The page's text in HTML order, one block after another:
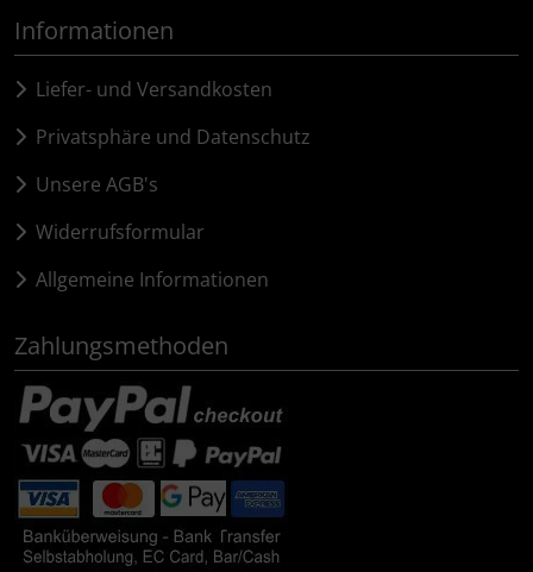
Informationen
Liefer- und Versandkosten
Privatsphäre und Datenschutz
Unsere AGB's
Widerrufsformular
Allgemeine Informationen
Zahlungsmethoden
Hammerhead
Ingrid
JEDI Sports
K-Edge
KASK
KOO
Lezyne
Lightweight